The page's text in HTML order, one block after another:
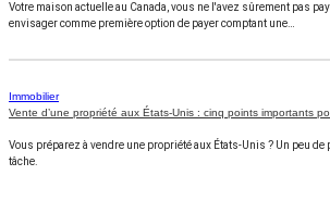
Votre maison actuelle au Canada, vous ne l'avez sûrement pas
envisager comme première option de payer comptant une…
Immobilier
Vente d’une propriété aux États-Unis : cinq points importants
Vous préparez à vendre une propriété aux États-Unis ? Un peu
tâche.